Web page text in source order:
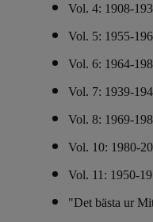
Vol. 4: 1908-
Vol. 5: 1955-
Vol. 6: 1964-
Vol. 7: 1939-
Vol. 8: 1969-
Vol. 10: 1980-
Vol. 11: 1950-
"Det bästa ur